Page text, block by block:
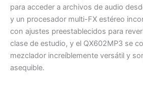
para acceder a archivos de audio
y un procesador multi-FX estéreo
con ajustes preestablecidos para
clase de estudio, y el QX602MP3 se
mezclador increíblemente versátil y
asequible.